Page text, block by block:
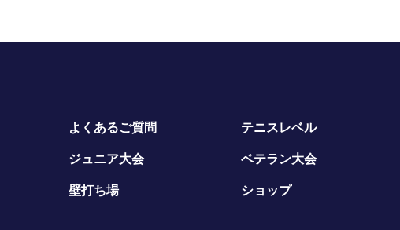
よくあるご質問 テニスレベル
ジュニア大会 ベテラン大会
壁打ち場 ショップ